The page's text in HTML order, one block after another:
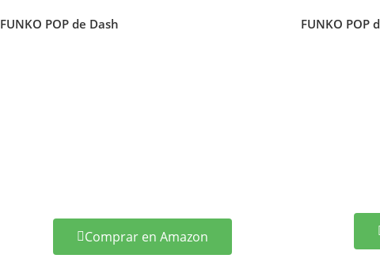
FUNKO POP de Dash
Comprar en Amazon
FUNKO POP